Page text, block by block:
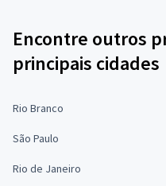
Encontre outros
principais cidades
Rio Branco
São Paulo
Rio de Janeiro